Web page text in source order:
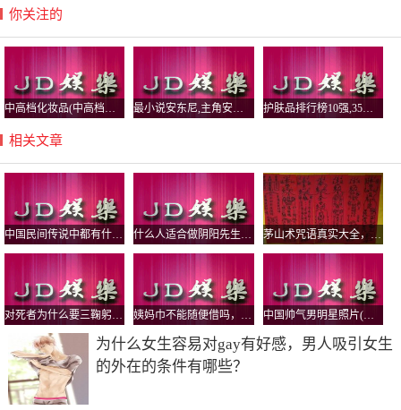
你关注的
中高档化妆品(中高档化妆品牌哪些比较好) 最小说安东尼,主角安东小说 护肤品排行榜10强,35岁护肤品排行榜10强
相关文章
中国民间传说中都有什么鬼，怨气最大的鬼有哪些？ 什么人适合做阴阳先生，真实的民间阴阳先生是道教还是佛教？ 茅山术咒语真实大全，茅山五鬼运财术揭秘
对死者为什么要三鞠躬，鞠躬的标准是弯腰多少度？ 姨妈巾不能随便借吗，为什么借了人家的卫生巾要还？ 中国帅气男明星照片(中国超帅男明星图片)
为什么女生容易对gay有好感，男人吸引女生
的外在的条件有哪些？